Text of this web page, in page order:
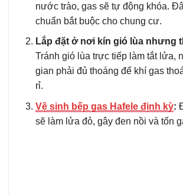
nước trào, gas sẽ tự động khóa.
chuẩn bắt buộc cho chung cư.
Lắp đặt ở nơi kín gió lùa nhưng
Tránh gió lùa trực tiếp làm tắt lửa,
gian phải đủ thoáng để khí gas
rỉ.
Vệ sinh bếp gas Hafele định kỳ:
sẽ làm lửa đỏ, gây đen nồi và tốn